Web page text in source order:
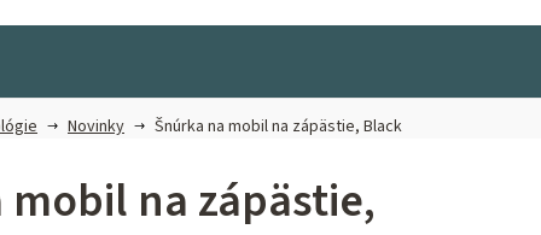
KOŠÍK
Novinky Šnúrka na mobil na zápästie, Black
na zápästie,